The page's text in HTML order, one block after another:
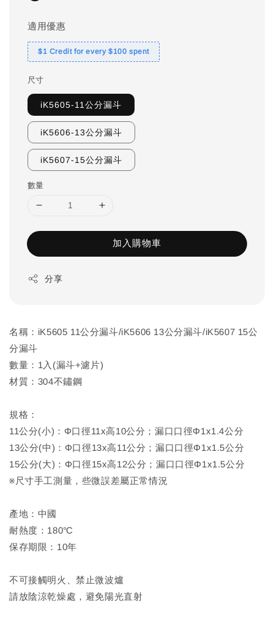
適用優惠
$1 Credit for every $100 spent
尺寸
iK5605-11公分漏斗
iK5606-13公分漏斗
iK5607-15公分漏斗
數量
加入購物車
分享
名稱：iK5605 11公分漏斗/iK5606 13公分漏斗/iK5607 15公
分漏斗
數量：1入(漏斗+濾片)
材質：304不鏽鋼
規格：
11公分(小)：Φ口徑11x高10公分；漏口口徑Φ1x1.4公分
13公分(中)：Φ口徑13x高11公分；漏口口徑Φ1x1.5公分
15公分(大)：Φ口徑15x高12公分；漏口口徑Φ1x1.5公分
※尺寸手工測量，些微誤差屬正常情況
產地：中國
耐熱度：180℃
保存期限：10年
不可接觸明火、禁止微波爐
請放陰涼乾燥處，避免陽光直射